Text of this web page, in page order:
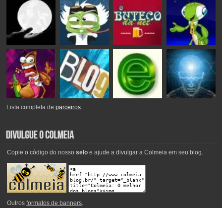
Lista completa deparceiros.
Copie o código do nosso seloe ajude a divulgar a Colmeia em seu blog.
Outros formatos de banners.